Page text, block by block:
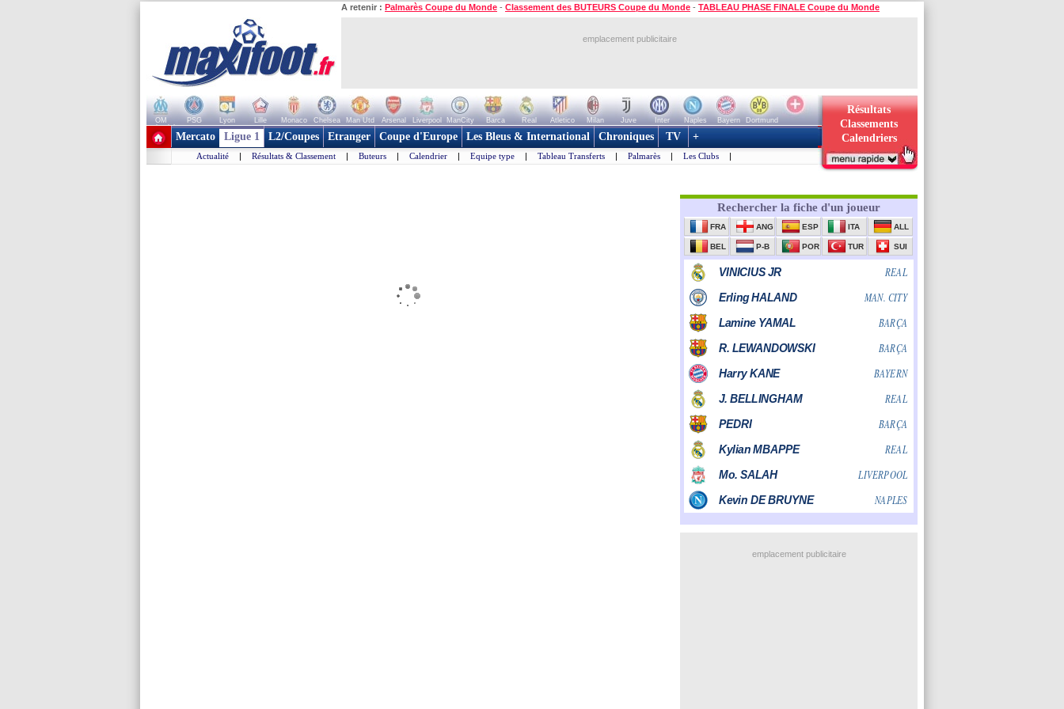
A retenir : Palmarès Coupe du Monde - Classement des BUTEURS Coupe du Monde - TABLEAU PHASE FINALE Coupe du Monde
emplacement publicitaire
OM PSG Lyon Lille Monaco Chelsea Man Utd Arsenal Liverpool ManCity Barca Real Atletico Milan Juve Inter Naples Bayern
Dortmund
+ de clubs
Résultats
Classements
Calendriers
Mercato Ligue 1 L2/Coupes Etranger Coupe d'Europe Les Bleus & International Chroniques TV +
Actualité | Résultats & Classement | Buteurs | Calendrier | Equipe type | Tableau Transferts | Palmarès | Les Clubs |
emplacement publicitaire